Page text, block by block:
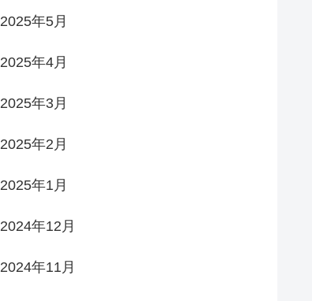
2025年5月
2025年4月
2025年3月
2025年2月
2025年1月
2024年12月
2024年11月